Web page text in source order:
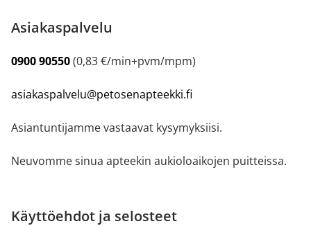
Asiakaspalvelu
0900 90550(0,83 €/min+pvm/mpm)
asiakaspalvelu@petosenapteekki.fi
Asiantuntijamme vastaavat kysymyksiisi.
Neuvomme sinua apteekin aukioloaikojen puitteissa.
Käyttöehdot ja selosteet